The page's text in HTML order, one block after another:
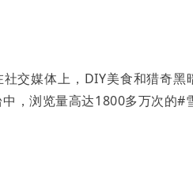
社交媒体上，DIY美食和猎奇
，浏览量高达1800多万次的#